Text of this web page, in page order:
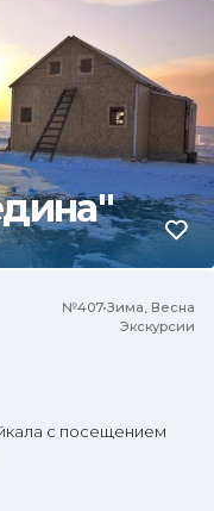
№407•Зима, Весна
Экскурсии
с посещением